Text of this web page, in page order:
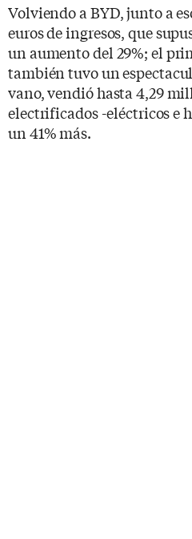
Volviendo a BYD, junto a
euros de ingresos, que
un aumento del 29%; el
también tuvo un
vano, vendió hasta 4,29
electrificados -eléctricos e
un 41% más.